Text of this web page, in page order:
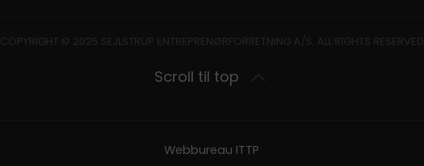
COPYRIGHT © 2025 SEJLSTRUP ENTREPRENØRFORRETNING A/S. ALL RIGHTS RESERVED
Scroll til top
Webbureau ITTP